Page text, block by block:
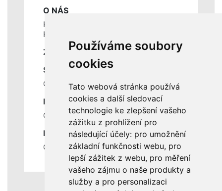
Používáme soubory
cookies
Tato webová stránka používá
cookies a další sledovací
technologie ke zlepšení vašeho
zážitku z prohlížení pro
následující účely: pro umožnění
základní funkčnosti webu, pro
lepší zážitek z webu, pro měření
vašeho zájmu o naše produkty a
služby a pro personalizaci
O NÁS
Kontakty
Historie a současnost
ZÁKLADNÍ ÚDAJE
SLUŽBY
Ceník servisních prací
DŮLEŽITÉ INFORMACE
Ochrana osobních údajů
RYCHLÉ ODKAZY
Odstoupení od smlouvy